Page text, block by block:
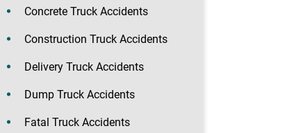
Concrete Truck Accidents
Construction Truck Accidents
Delivery Truck Accidents
Dump Truck Accidents
Fatal Truck Accidents